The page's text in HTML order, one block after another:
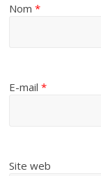
Nom*
E-mail*
Site web